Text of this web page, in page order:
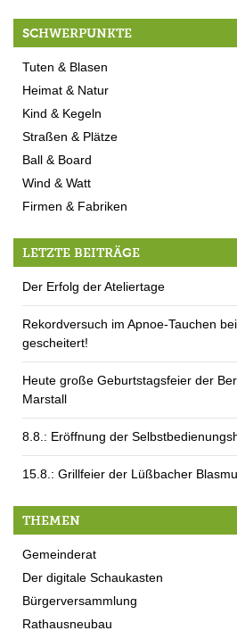
SCHWERPUNKTE
Tuten & Blasen
Heimat & Natur
Kind & Kegeln
Straßen & Plätze
Ball & Board
Wind & Watt
Firmen & Fabriken
LETZTE BEITRÄGE
Der Erfolg der Ateliertage
Rekordversuch im Apnoe-Tauchen
gescheitert!
Heute große Geburtstagsfeier der
Marstall
8.8.: Eröffnung der
15.8.: Grillfeier der Lüßbacher
THEMEN
Gemeinderat
Der digitale Schaukasten
Bürgerversammlung
Rathausneubau